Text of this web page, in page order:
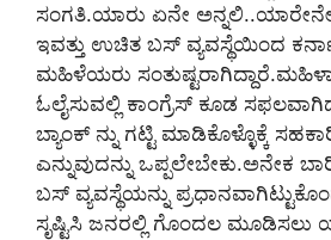
ಸಂಗತಿ.ಯಾರು ಏನೇ
ಇವತ್ತು ಉಚಿತ ಬಸ್ ವ್ಯವಸ್ಥೆಯಿಂದ
ಮಹಿಳೆಯರು
ಓಲೈಸುವಲ್ಲಿ ಕಾಂಗ್ರೆಸ್ ಕೂಡ
ಬ್ಯಾಂಕ್ ನ್ನು ಗಟ್ಟಿ ಮಾಡಿಕೊಳ್ಳೊಕ್ಕೆ
ಎನ್ನುವುದನ್ನು
ಬಸ್ ವ್ಯವಸ್ಥೆಯನ್ನು
ಸೃಷ್ಟಿಸಿ ಜನರಲ್ಲಿ ಗೊಂದಲ ಮೂಡಿಸಲು